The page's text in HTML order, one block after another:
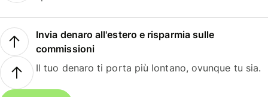
Invia denaro all'estero e risparmia sulle
commissioni
Il tuo denaro ti porta più lontano, ovunque tu sia.